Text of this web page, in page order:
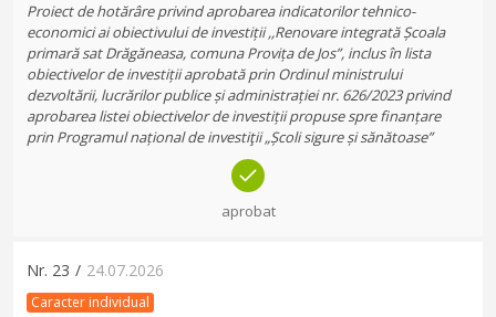
Proiect de hotărâre privind aprobarea indicatorilor tehnico-
economici ai obiectivului de investiții ,,Renovare integrată Școala
primară sat Drăgăneasa, comuna Provița de Jos”, inclus în lista
obiectivelor de investiții aprobată prin Ordinul ministrului
dezvoltării, lucrărilor publice și administrației nr. 626/2023 privind
aprobarea listei obiectivelor de investiții propuse spre finanțare
prin Programul național de investiţii „Școli sigure și sănătoase”
aprobat
Nr. 23 / 24.07.2026
Caracter individual